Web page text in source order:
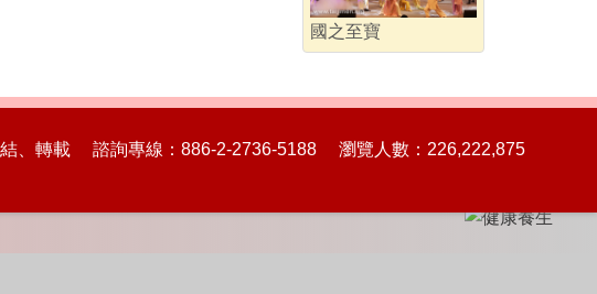
國之至寶
結、轉載 諮詢專線：886-2-2736-5188 瀏覽人數：226,222,875